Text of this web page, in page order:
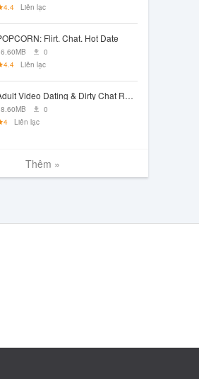
4.4
Liên lạc
Flirt. Chat. Hot Date
0
4.4
Liên lạc
Adult Video Dating & Dirty Chat Rooms — Video Live
0
4
Liên lạc
Thêm »